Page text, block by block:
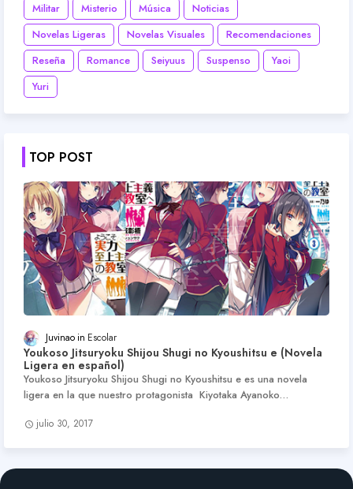
Militar
Misterio Música
Noticias
Novelas Ligeras
Novelas Visuales
Recomendaciones
Reseña
Romance Seiyuus Suspenso
Yaoi
Yuri
TOP POST
Juvinao Escolar
Youkoso Jitsuryoku Shijou Shugi no Kyoushitsu e (Novela
Ligera en español)
Youkoso Jitsuryoku Shijou Shugi no Kyoushitsu e es una novela
ligera en la que nuestro protagonista Kiyotaka Ayanoko…
julio 30, 2017